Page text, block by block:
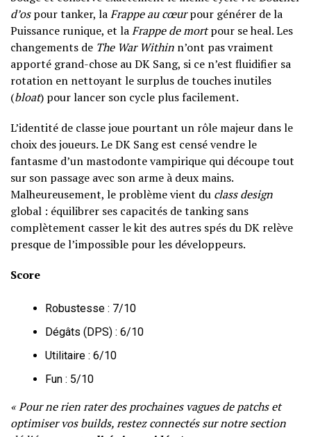
d’ospour tanker, laFrappe au cœurpour générer de la
Puissance runique, et laFrappe de mortpour se heal. Les
changements de The War Within n’ont pas vraiment
apporté grand-chose au DK Sang, si ce n’est fluidifier sa
rotation en nettoyant le surplus de touches inutiles
(bloat) pour lancer son cycle plus facilement.
L’identité de classe joue pourtant un rôle majeur dans le
choix des joueurs. Le DK Sang est censé vendre le
fantasme d’un mastodonte vampirique qui découpe tout
sur son passage avec son arme à deux mains.
Malheureusement, le problème vient du class design
global : équilibrer ses capacités de tanking sans
complètement casser le kit des autres spés du DK relève
presque de l’impossible pour les développeurs.
Score
Robustesse : 7/10
Dégâts (DPS) : 6/10
Utilitaire : 6/10
Fun : 5/10
« Pour ne rien rater des prochaines vagues de patchs et
optimiser vos builds, restez connectés sur notre section